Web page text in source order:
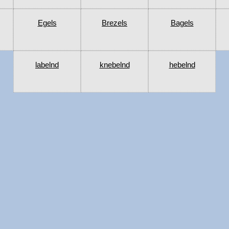
Egels Brezels Bagels
labelnd knebelnd hebelnd